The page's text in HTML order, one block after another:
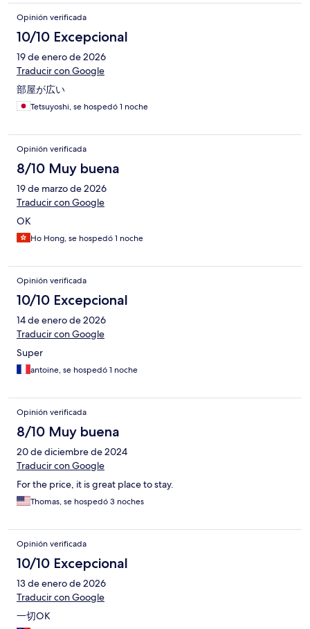
Opinión verificada
10/10 Excepcional
19 de enero de 2026
Traducir con Google
部屋が広い
Tetsuyoshi, se hospedó 1 noche
Opinión verificada
8/10 Muy buena
19 de marzo de 2026
Traducir con Google
OK
Ho Hong, se hospedó 1 noche
Opinión verificada
10/10 Excepcional
14 de enero de 2026
Traducir con Google
Super
antoine, se hospedó 1 noche
Opinión verificada
8/10 Muy buena
20 de diciembre de 2024
Traducir con Google
For the price, it is great place to stay.
Thomas, se hospedó 3 noches
Opinión verificada
10/10 Excepcional
13 de enero de 2026
Traducir con Google
一切OK